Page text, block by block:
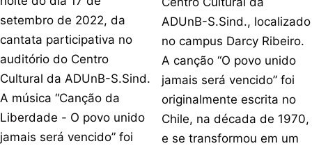
setembro de 2022, da
cantata participativa no
auditório do Centro
Cultural da ADUnB-S.Sind.
A música “Canção da
Liberdade - O povo unido
jamais será vencido” foi
ADUnB-S.Sind., localizado
no campus Darcy Ribeiro.
A canção “O povo unido
jamais será vencido” foi
originalmente escrita no
Chile, na década de 1970,
e se transformou em um